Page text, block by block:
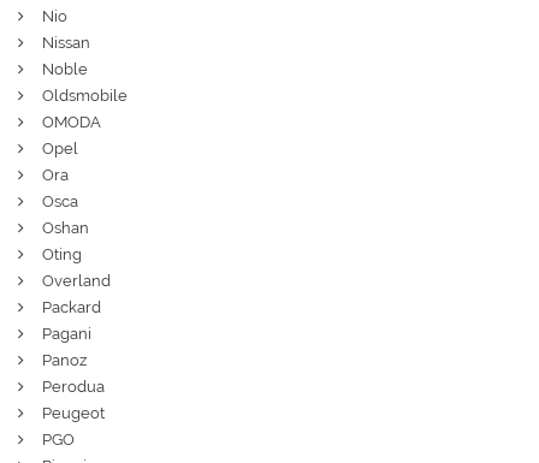
Nio
Nissan
Noble
Oldsmobile
OMODA
Opel
Ora
Osca
Oshan
Oting
Overland
Packard
Pagani
Panoz
Perodua
Peugeot
PGO